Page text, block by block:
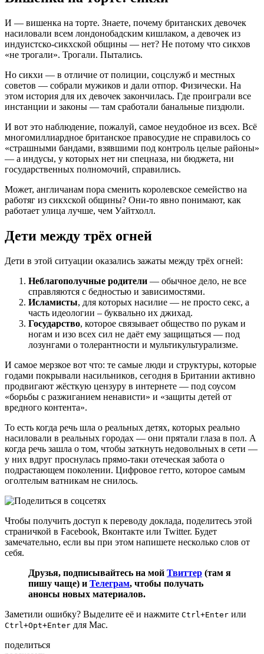
И — вишенка на торте. Знаете, почему британских девочек
насиловали всем лондонобадским кишлаком, а девочек из
индуистско-сикхской общины — нет? Не потому что сикхов
«не трогали». Трогали. Пытались.
Но сикхи — в отличие от полиции, соцслужб и местных
советов — собрали мужиков и дали отпор. Физически. На
этом история для их девочек закончилась. Где проиграли все
инстанции и законы — там сработали банальные пиздюли.
И вот это наблюдение, пожалуй, самое неудобное из всех. Всё
многомиллиардное британское правосудие не справилось со
«страшными бандами, взявшими под контроль целые районы»
— а индусы, у которых нет ни спецназа, ни бюджета, ни
государственных полномочий, справились.
Может, англичанам пора сменить королевское семейство на
работяг из сикхской общины? Они-то явно понимают, как
работает улица лучше, чем Уайтхолл.
Дети между трёх огней
Дети в этой ситуации оказались зажаты между трёх огней:
Неблагополучные родители — обычное дело, не все
справляются с бедностью и зависимостями.
Исламисты, для которых насилие — не просто секс, а
часть идеологии – буквально их джихад.
Государство, которое связывает общество по рукам и
ногам и изо всех сил не даёт ему защищаться — под
лозунгами о толерантности и мультикультурализме.
И самое мерзкое вот что: те самые люди и структуры, которые
годами покрывали насильников, сегодня в Британии активно
продвигают жёсткую цензуру в интернете — под соусом
«борьбы с разжиганием ненависти» и «защиты детей от
вредного контента».
То есть когда речь шла о реальных детях, которых реально
насиловали в реальных городах — они прятали глаза в пол. А
когда речь зашла о том, чтобы заткнуть недовольных в сети —
у них вдруг проснулась прямо-таки отеческая забота о
подрастающем поколении. Цифровое гетто, которое самым
оголтелым ватникам не снилось.
Чтобы получить доступ к переводу доклада, поделитесь этой
страничкой в Facebook, Вконтакте или Twitter. Будет
замечательно, если вы при этом напишете несколько слов от
себя.
Друзья, подписывайтесь на мой Твиттер (там я
пишу чаще) и Телеграм, чтобы получать
анонсы новых материалов.
Заметили ошибку? Выделите её и нажмите Ctrl+Enter или
Ctrl+Opt+Enter для Mac.
поделиться